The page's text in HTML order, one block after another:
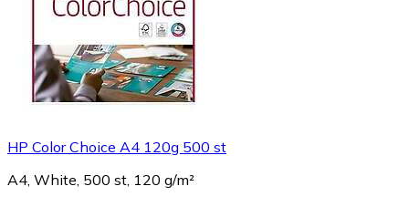
HP Color Choice A4 120g 500 st
A4, White, 500 st, 120 g/m²